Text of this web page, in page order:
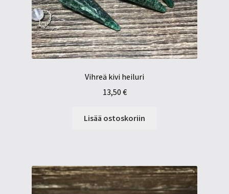
Vihreä kivi heiluri
13,50 €
Lisää ostoskoriin